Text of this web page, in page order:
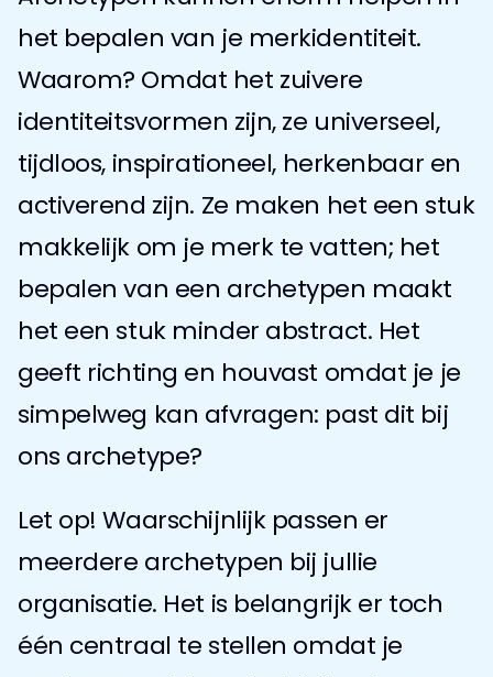
het bepalen van je merkidentiteit.
Waarom? Omdat het zuivere
identiteitsvormen zijn, ze universeel,
tijdloos, inspirationeel, herkenbaar en
activerend zijn. Ze maken het een stuk
makkelijk om je merk te vatten; het
bepalen van een archetypen maakt
het een stuk minder abstract. Het
geeft richting en houvast omdat je je
simpelweg kan afvragen: past dit bij
ons archetype?
Let op! Waarschijnlijk passen er
meerdere archetypen bij jullie
organisatie. Het is belangrijk er toch
één centraal te stellen omdat je